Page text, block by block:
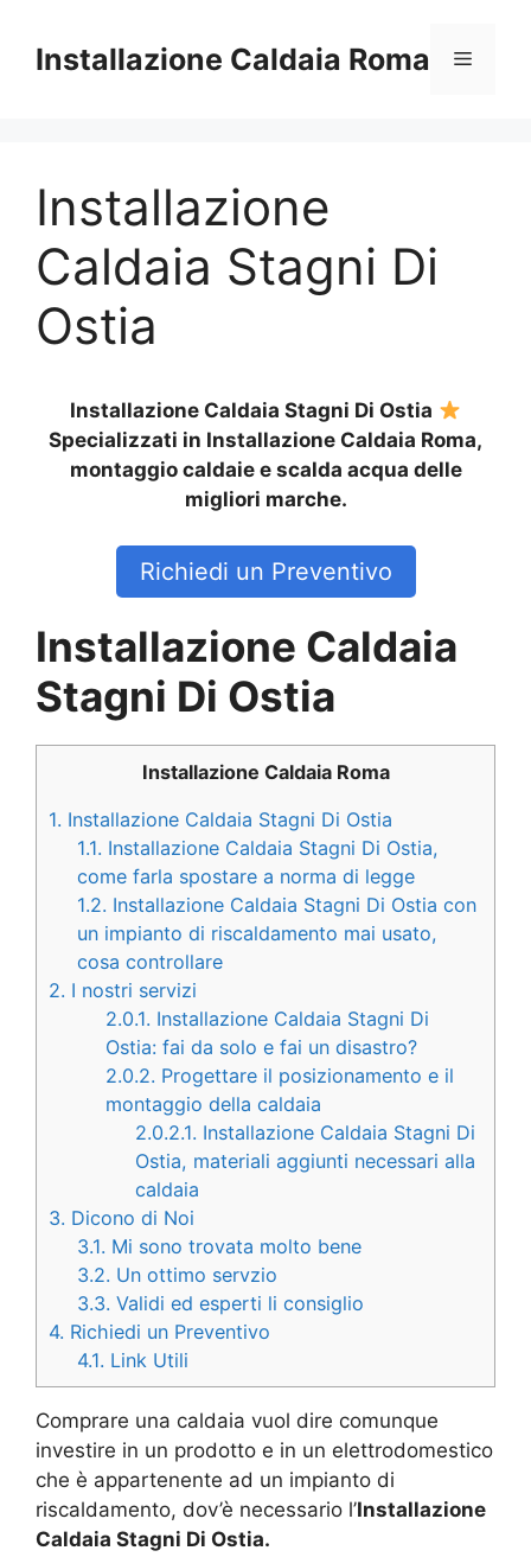
contenuto
Installazione Caldaia Roma Menu
Installazione
Caldaia Stagni Di
Ostia
Installazione Caldaia Stagni Di Ostia
Specializzati in Installazione Caldaia Roma,
montaggio caldaie e scalda acqua delle
migliori marche.
Richiedi un Preventivo
Installazione Caldaia
Stagni Di Ostia
Installazione Caldaia Roma
1. Installazione Caldaia Stagni Di Ostia
1.1. Installazione Caldaia Stagni Di Ostia,
come farla spostare a norma di legge
1.2. Installazione Caldaia Stagni Di Ostia con
un impianto di riscaldamento mai usato,
cosa controllare
2. I nostri servizi
2.0.1. Installazione Caldaia Stagni Di
Ostia: fai da solo e fai un disastro?
2.0.2. Progettare il posizionamento e il
montaggio della caldaia
2.0.2.1. Installazione Caldaia Stagni Di
Ostia, materiali aggiunti necessari alla
caldaia
3. Dicono di Noi
3.1. Mi sono trovata molto bene
3.2. Un ottimo servzio
3.3. Validi ed esperti li consiglio
4. Richiedi un Preventivo
4.1. Link Utili
Comprare una caldaia vuol dire comunque
investire in un prodotto e in un elettrodomestico
che è appartenente ad un impianto di
riscaldamento, dov’è necessario l’Installazione
Caldaia Stagni Di Ostia.